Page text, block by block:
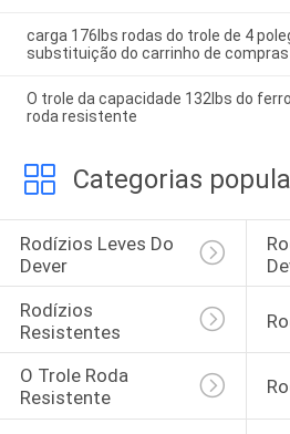
carga 176lbs rodas do trole de 4
substituição do carrinho de compras
O trole da capacidade 132lbs do
roda resistente
Categorias
Rodízios Leves Do
Dever
Rodízios
Resistentes
O Trole Roda
Resistente